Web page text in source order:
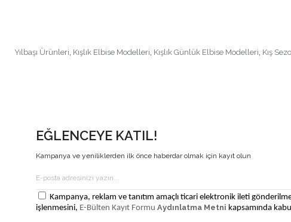
Yılbaşı Ürünleri, Kışlık Elbise Modelleri, Kışlık Günlük Elbise Modelleri, Kış
EĞLENCEYE KATIL!
Kampanya ve yeniliklerden ilk önce haberdar olmak için kayıt olun
Kampanya, reklam ve tanıtım amaçlı ticari elektronik ileti
işlenmesini, E-Bülten Kayıt Formu Aydınlatma Metni kapsamında